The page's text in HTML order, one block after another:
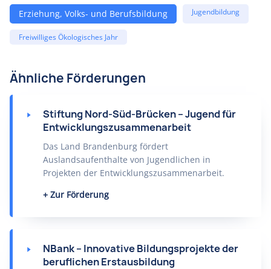
Erziehung, Volks- und Berufsbildung Jugendbildung
Freiwilliges Ökologisches Jahr
Ähnliche Förderungen
Stiftung Nord-Süd-Brücken – Jugend für
Entwicklungszusammenarbeit
Das Land Brandenburg fördert
Auslandsaufenthalte von Jugendlichen in
Projekten der Entwicklungszusammenarbeit.
Zur Förderung
NBank – Innovative Bildungsprojekte der
beruflichen Erstausbildung